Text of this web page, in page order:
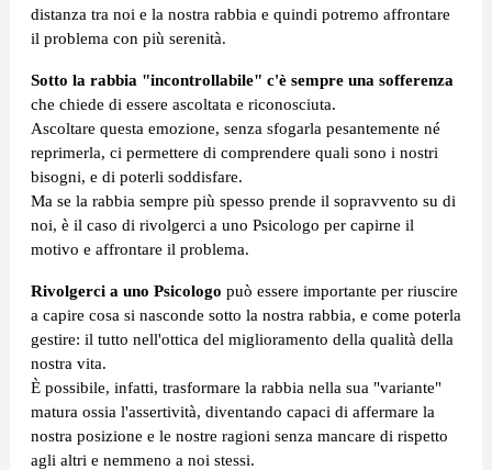
distanza tra noi e la nostra rabbia e quindi potremo affrontare
il problema con più serenità.
Sotto la rabbia "incontrollabile" c'è sempre una sofferenza
che chiede di essere ascoltata e riconosciuta.
Ascoltare questa emozione, senza sfogarla pesantemente né
reprimerla, ci permettere di comprendere quali sono i nostri
bisogni, e di poterli soddisfare.
Ma se la rabbia sempre più spesso prende il sopravvento su di
noi, è il caso di rivolgerci a uno Psicologo per capirne il
motivo e affrontare il problema.
Rivolgerci a uno Psicologo può essere importante per riuscire
a capire cosa si nasconde sotto la nostra rabbia, e come poterla
gestire: il tutto nell'ottica del miglioramento della qualità della
nostra vita.
È possibile, infatti, trasformare la rabbia nella sua "variante"
matura ossia l'assertività, diventando capaci di affermare la
nostra posizione e le nostre ragioni senza mancare di rispetto
agli altri e nemmeno a noi stessi.